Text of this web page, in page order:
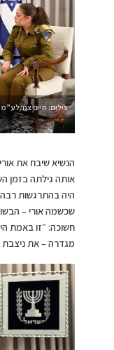
צילום: חיים צח/
הנשיא שיבח את
אותה גילתה בזמן
היה בהתרגשות
שכשמה אורי –
חשוכה: ״זו באמת
מגדרה – את